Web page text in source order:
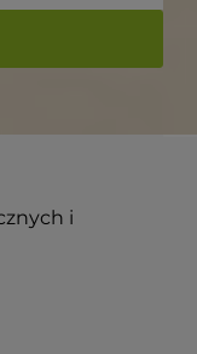
i